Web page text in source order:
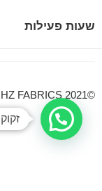
שעות פעילות
©HZ FABRICS 2021 - כל הזכויות שמורות | Powered by Zets-Tech